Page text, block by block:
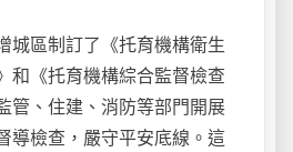
城區制訂了《托育機構衛生
和《托育機構綜合監督檢查
管、住建、消防等部門開展
導檢查，嚴守平安底線。這